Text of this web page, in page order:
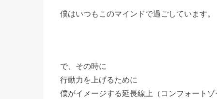
僕はいつもこのマインドで過ごしています。
で、その時に
行動力を上げるために
僕がイメージする延長線上（コンフォート